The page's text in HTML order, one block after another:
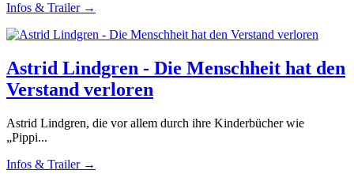
Infos & Trailer →
Astrid Lindgren - Die Menschheit hat den
Verstand verloren
Astrid Lindgren, die vor allem durch ihre Kinderbücher wie
„Pippi...
Infos & Trailer →